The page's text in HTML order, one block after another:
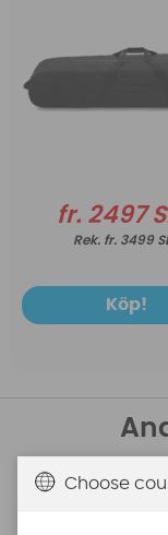
fr. 2497
fr. 3499
Köp!
Base
Choose